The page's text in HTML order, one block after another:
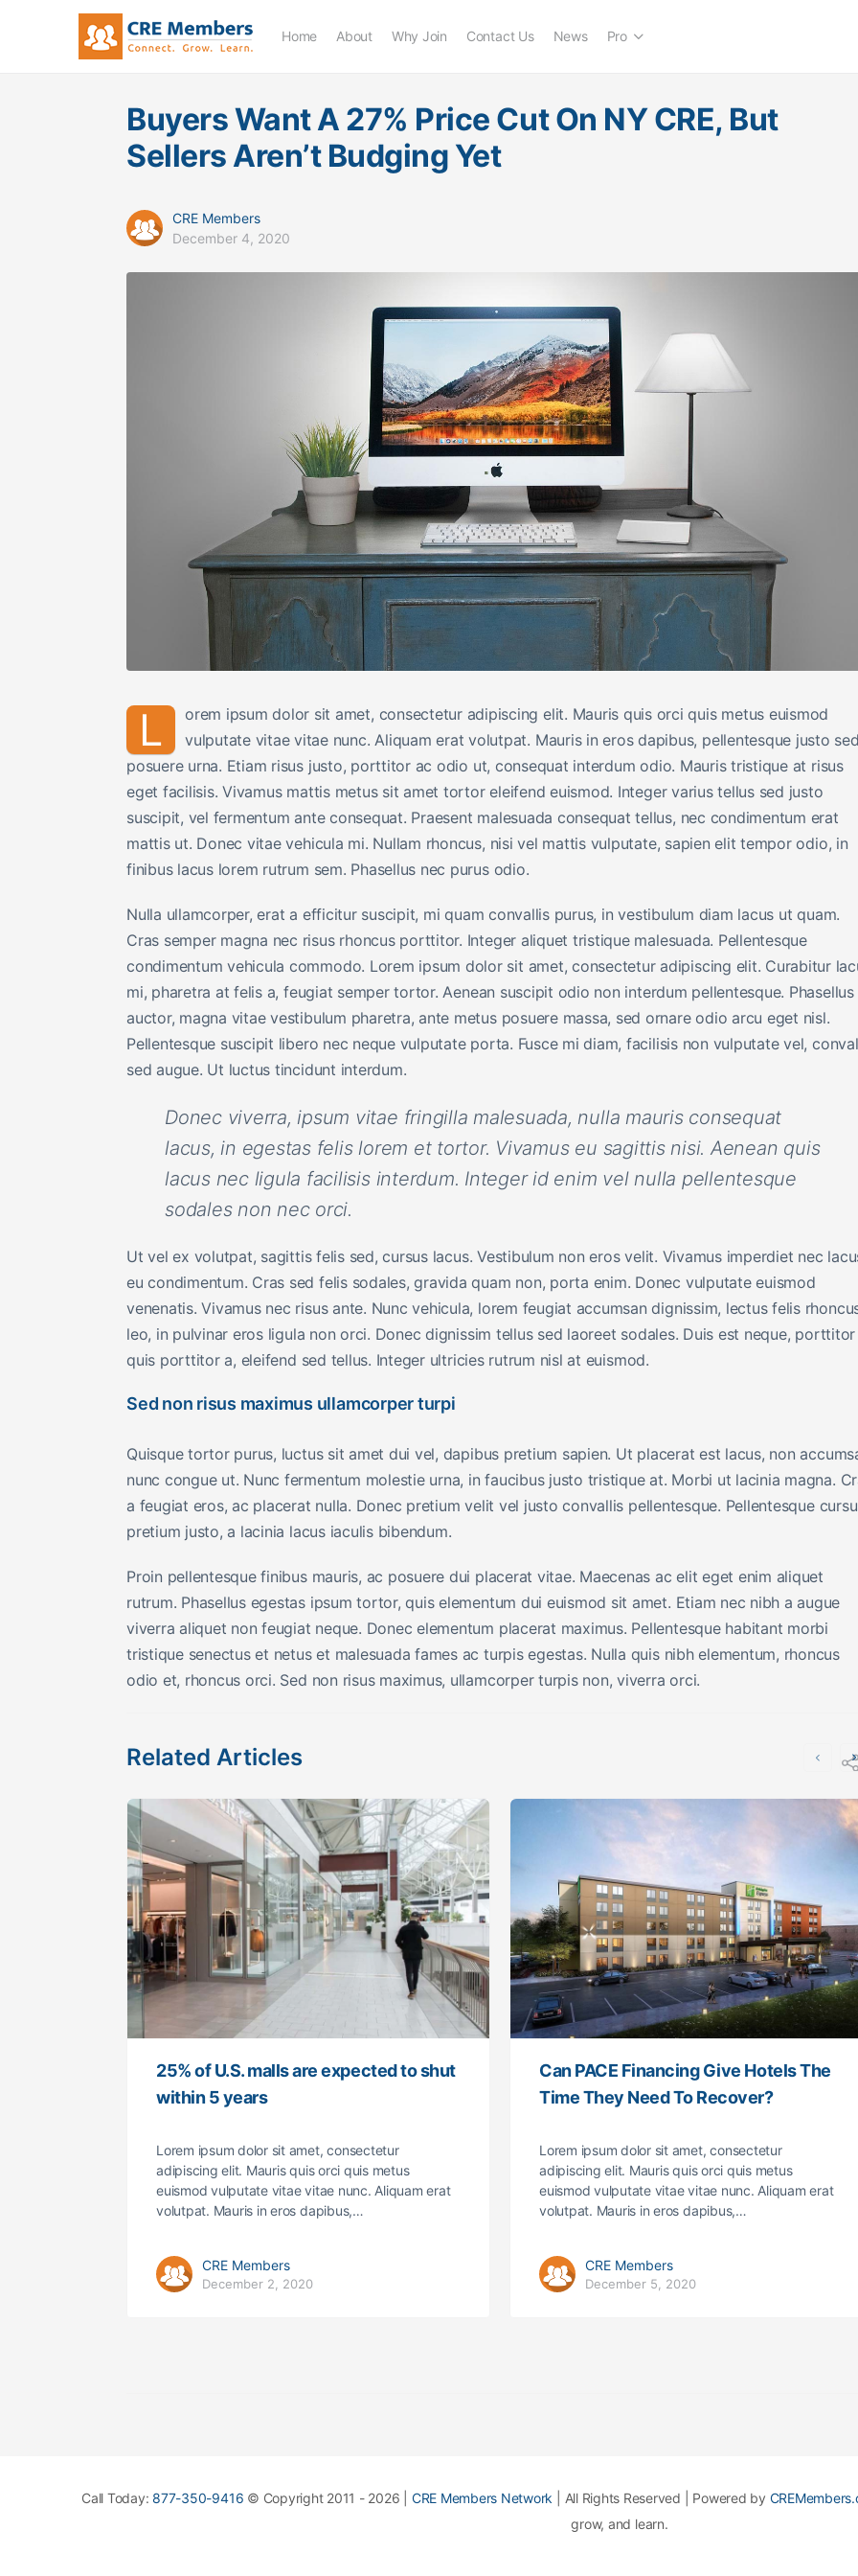
Home About Why Join Contact Us News Pro
Buyers Want A 27% Price Cut On NY CRE, But
Sellers Aren’t Budging Yet
CRE Members
December 4, 2020
L
orem ipsum dolor sit amet, consectetur adipiscing elit. Mauris quis orci quis metus euismod
vulputate vitae vitae nunc. Aliquam erat volutpat. Mauris in eros dapibus, pellentesque justo
posuere urna. Etiam risus justo, porttitor ac odio ut, consequat interdum odio. Mauris tristique at risus
eget facilisis. Vivamus mattis metus sit amet tortor eleifend euismod. Integer varius tellus sed justo
suscipit, vel fermentum ante consequat. Praesent malesuada consequat tellus, nec condimentum erat
mattis ut. Donec vitae vehicula mi. Nullam rhoncus, nisi vel mattis vulputate, sapien elit tempor odio, in
finibus lacus lorem rutrum sem. Phasellus nec purus odio.
Nulla ullamcorper, erat a efficitur suscipit, mi quam convallis purus, in vestibulum diam lacus ut quam.
Cras semper magna nec risus rhoncus porttitor. Integer aliquet tristique malesuada. Pellentesque
condimentum vehicula commodo. Lorem ipsum dolor sit amet, consectetur adipiscing elit. Curabitur
mi, pharetra at felis a, feugiat semper tortor. Aenean suscipit odio non interdum pellentesque. Phasellus
auctor, magna vitae vestibulum pharetra, ante metus posuere massa, sed ornare odio arcu eget nisl.
Pellentesque suscipit libero nec neque vulputate porta. Fusce mi diam, facilisis non vulputate vel,
sed augue. Ut luctus tincidunt interdum.
Donec viverra, ipsum vitae fringilla malesuada, nulla mauris consequat
lacus, in egestas felis lorem et tortor. Vivamus eu sagittis nisi. Aenean quis
lacus nec ligula facilisis interdum. Integer id enim vel nulla pellentesque
sodales non nec orci.
Ut vel ex volutpat, sagittis felis sed, cursus lacus. Vestibulum non eros velit. Vivamus imperdiet nec
eu condimentum. Cras sed felis sodales, gravida quam non, porta enim. Donec vulputate euismod
venenatis. Vivamus nec risus ante. Nunc vehicula, lorem feugiat accumsan dignissim, lectus felis
leo, in pulvinar eros ligula non orci. Donec dignissim tellus sed laoreet sodales. Duis est neque, porttitor
quis porttitor a, eleifend sed tellus. Integer ultricies rutrum nisl at euismod.
Sed non risus maximus ullamcorper turpi
Quisque tortor purus, luctus sit amet dui vel, dapibus pretium sapien. Ut placerat est lacus, non
nunc congue ut. Nunc fermentum molestie urna, in faucibus justo tristique at. Morbi ut lacinia magna.
a feugiat eros, ac placerat nulla. Donec pretium velit vel justo convallis pellentesque. Pellentesque
pretium justo, a lacinia lacus iaculis bibendum.
Proin pellentesque finibus mauris, ac posuere dui placerat vitae. Maecenas ac elit eget enim aliquet
rutrum. Phasellus egestas ipsum tortor, quis elementum dui euismod sit amet. Etiam nec nibh a augue
viverra aliquet non feugiat neque. Donec elementum placerat maximus. Pellentesque habitant morbi
tristique senectus et netus et malesuada fames ac turpis egestas. Nulla quis nibh elementum, rhoncus
odio et, rhoncus orci. Sed non risus maximus, ullamcorper turpis non, viverra orci.
Related Articles
25% of U.S. malls are expected to shut
within 5 years
Lorem ipsum dolor sit amet, consectetur
adipiscing elit. Mauris quis orci quis metus
euismod vulputate vitae vitae nunc. Aliquam erat
volutpat. Mauris in eros dapibus,…
CRE Members
December 2, 2020
Can PACE Financing Give Hotels The
Time They Need To Recover?
Lorem ipsum dolor sit amet, consectetur
adipiscing elit. Mauris quis orci quis metus
euismod vulputate vitae vitae nunc. Aliquam erat
volutpat. Mauris in eros dapibus,…
CRE Members
December 5, 2020
Call Today: 877-350-9416 © Copyright 2011 - 2026 | CRE Members Network | All Rights Reserved | Powered by
grow, and learn.